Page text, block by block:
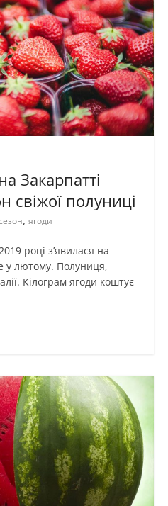
Закарпатті
свіжої полуниці
, ягоди
році з’явилася на
у лютому. Полуниця,
Кілограм ягоди коштує